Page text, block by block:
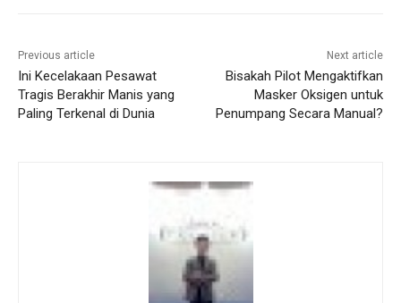
Previous article
Ini Kecelakaan Pesawat
Tragis Berakhir Manis yang
Paling Terkenal di Dunia
Next article
Bisakah Pilot Mengaktifkan
Masker Oksigen untuk
Penumpang Secara Manual?